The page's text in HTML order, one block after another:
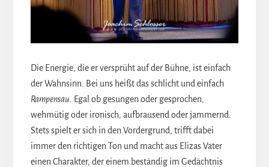
Die Energie, die er versprüht auf der Bühne, ist einfach
der Wahnsinn. Bei uns heißt das schlicht und einfach
Rampensau . Egal ob gesungen oder gesprochen,
wehmütig oder ironisch, aufbrausend oder jammernd.
Stets spielt er sich in den Vordergrund, trifft dabei
immer den richtigen Ton und macht aus Elizas Vater
einen Charakter, der einem beständig im Gedächtnis